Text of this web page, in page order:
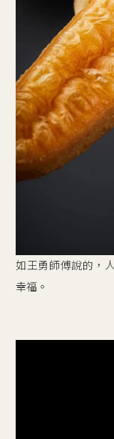
如王勇師傅說的，
幸福。